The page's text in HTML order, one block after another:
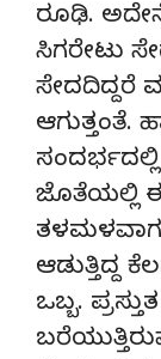
ರೂಢಿ.
ಸಿಗರೇಟು
ಸೇದದಿದ್ದರೆ
ಜೊತೆಯಲ್ಲಿ
ಆಡುತ್ತಿದ್ದ
ಒಬ್ಬ.